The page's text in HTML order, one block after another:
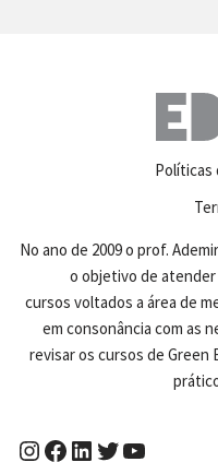
Políticas
No ano de 2009 o prof.
o objetivo de
cursos voltados a área de
em consonância com as
revisar os cursos de